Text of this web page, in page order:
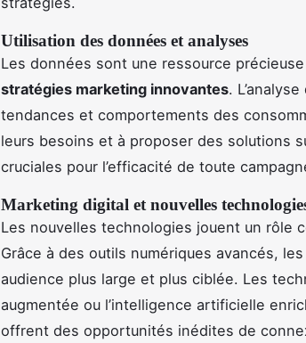
Utilisation des données et analyses
Les données sont une ressource
stratégies marketing innovantes.
tendances et comportements des
leurs besoins et à proposer des solutions
cruciales pour l’efficacité de toute
Marketing digital et nouvelles
Les nouvelles technologies jouent un rôle
Grâce à des outils numériques avancés,
audience plus large et plus ciblée. Les
augmentée ou l’intelligence artificielle
offrent des opportunités inédites de